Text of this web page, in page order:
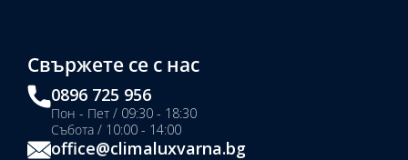
Свържете се с нас
0896 725 956
Пон - Пет / 09:30 - 18:30
Събота / 10:00 - 14:00
office@climaluxvarna.bg